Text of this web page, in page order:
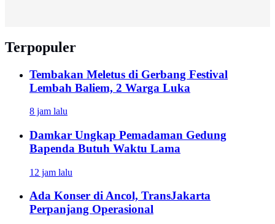
Terpopuler
Tembakan Meletus di Gerbang Festival
Lembah Baliem, 2 Warga Luka
8 jam lalu
Damkar Ungkap Pemadaman Gedung
Bapenda Butuh Waktu Lama
12 jam lalu
Ada Konser di Ancol, TransJakarta
Perpanjang Operasional